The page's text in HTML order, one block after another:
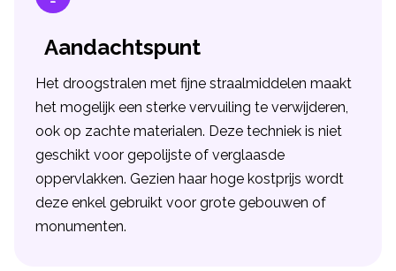
Aandachtspunt
Het droogstralen met fijne straalmiddelen maakt
het mogelijk een sterke vervuiling te verwijderen,
ook op zachte materialen. Deze techniek is niet
geschikt voor gepolijste of verglaasde
oppervlakken. Gezien haar hoge kostprijs wordt
deze enkel gebruikt voor grote gebouwen of
monumenten.